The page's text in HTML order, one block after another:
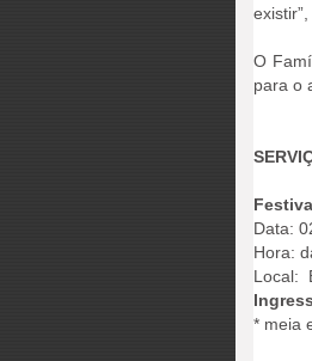
O
para o
Data:
Hora:
Local:
* meia